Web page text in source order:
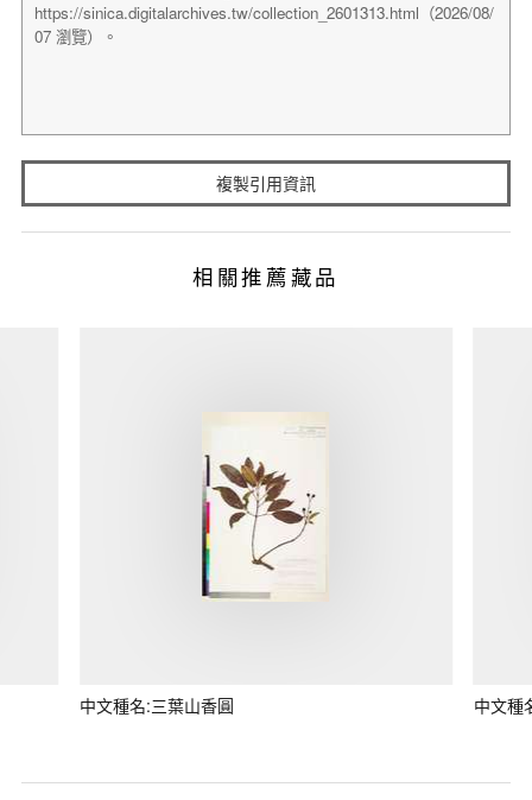
複製引用資訊
相關推薦藏品
中文種名:三葉山香圓 中文種